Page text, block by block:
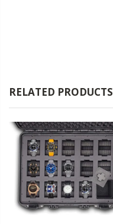
RELATED PRODUCTS